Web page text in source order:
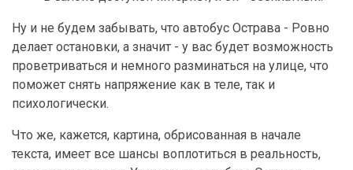
Ну и не будем забывать, что автобус Острава - Ровно
делает остановки, а значит - у вас будет возможность
проветриваться и немного разминаться на улице, что
поможет снять напряжение как в теле, так и
психологически.
Что же, кажется, картина, обрисованная в начале
текста, имеет все шансы воплотиться в реальность,